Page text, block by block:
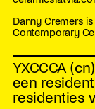
Danny Cremers
Contemporary
YXCCCA (cn)
een
residenties